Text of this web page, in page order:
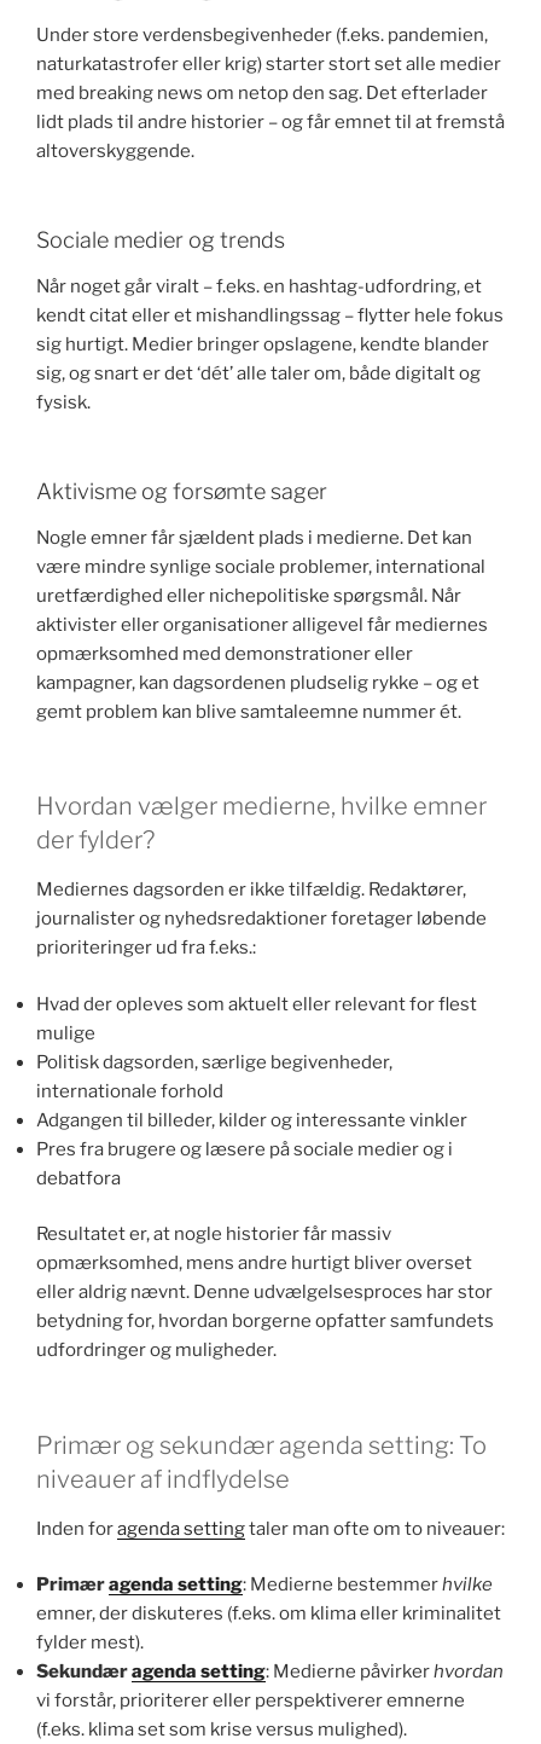
Under store verdensbegivenheder (f.eks. pandemien,
naturkatastrofer eller krig) starter stort set alle medier
med breaking news om netop den sag. Det efterlader
lidt plads til andre historier – og får emnet til at fremstå
altoverskyggende.
Sociale medier og trends
Når noget går viralt – f.eks. en hashtag-udfordring, et
kendt citat eller et mishandlingssag – flytter hele fokus
sig hurtigt. Medier bringer opslagene, kendte blander
sig, og snart er det ‘dét’ alle taler om, både digitalt og
fysisk.
Aktivisme og forsømte sager
Nogle emner får sjældent plads i medierne. Det kan
være mindre synlige sociale problemer, international
uretfærdighed eller nichepolitiske spørgsmål. Når
aktivister eller organisationer alligevel får mediernes
opmærksomhed med demonstrationer eller
kampagner, kan dagsordenen pludselig rykke – og et
gemt problem kan blive samtaleemne nummer ét.
Hvordan vælger medierne, hvilke emner
der fylder?
Mediernes dagsorden er ikke tilfældig. Redaktører,
journalister og nyhedsredaktioner foretager løbende
prioriteringer ud fra f.eks.:
Hvad der opleves som aktuelt eller relevant for flest
mulige
Politisk dagsorden, særlige begivenheder,
internationale forhold
Adgangen til billeder, kilder og interessante vinkler
Pres fra brugere og læsere på sociale medier og i
debatfora
Resultatet er, at nogle historier får massiv
opmærksomhed, mens andre hurtigt bliver overset
eller aldrig nævnt. Denne udvælgelsesproces har stor
betydning for, hvordan borgerne opfatter samfundets
udfordringer og muligheder.
Primær og sekundær agenda setting: To
niveauer af indflydelse
Inden foragenda settingtaler man ofte om to niveauer:
Primæragenda setting: Medierne bestemmerhvilke
emner, der diskuteres (f.eks. om klima eller kriminalitet
fylder mest).
Sekundæragenda setting: Medierne påvirkerhvordan
vi forstår, prioriterer eller perspektiverer emnerne
(f.eks. klima set som krise versus mulighed).